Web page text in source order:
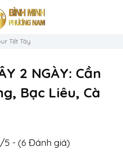
Tết Tây
2 NGÀY: Cần
Bạc Liêu, Cà
5 - (6 Đánh giá)